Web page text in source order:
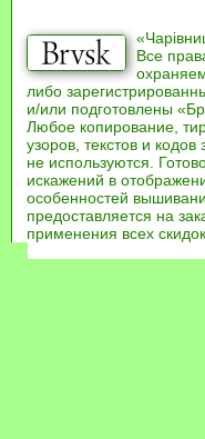
Все
либо
и/или подготовлены
Любое копирование,
узоров, текстов и
не используются.
искажений в
особенностей
предоставляется на
применения всех